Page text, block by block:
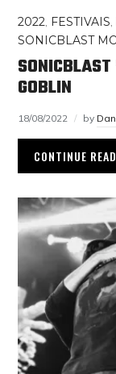
2022, FESTIVAIS,
SONICBLAST
GOBLIN
18/08/2022 by
CONTINUE